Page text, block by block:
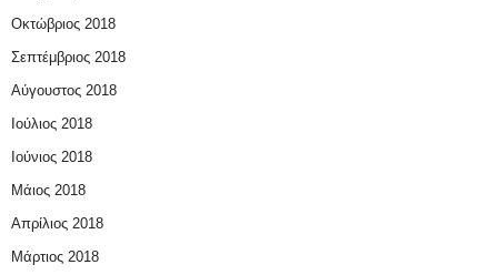
Οκτώβριος 2018
Σεπτέμβριος 2018
Αύγουστος 2018
Ιούλιος 2018
Ιούνιος 2018
Μάιος 2018
Απρίλιος 2018
Μάρτιος 2018